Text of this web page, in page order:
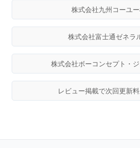
株式会社九州コーユ
株式会社富士通ゼネラ
株式会社ボーコンセプト・
レビュー掲載で次回更新